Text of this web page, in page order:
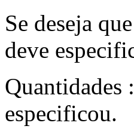
Se deseja
deve
Quantidades
especificou.